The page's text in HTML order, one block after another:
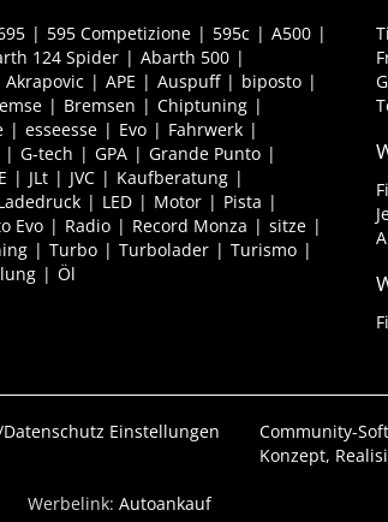
595 Competizione 595c
A500
124 Spider
Abarth 500
Akrapovic APE Auspuff
biposto
Bremsen
Chiptuning
esseesse Evo
Fahrwerk
G-tech GPA
Grande Punto
JLt JVC
Kaufberatung
LED Motor
Pista
Evo Radio Record Monza
sitze
Turbo Turbolader
Turismo
Öl
Datenschutz Einstellungen
Community-
Konzept,
Werbelink: Autoankauf